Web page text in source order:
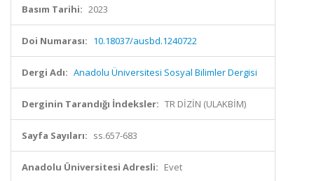
Basım Tarihi: 2023
Doi Numarası: 10.18037/ausbd.1240722
Dergi Adı: Anadolu Üniversitesi Sosyal Bilimler Dergisi
Derginin Tarandığı İndeksler: TR DİZİN (ULAKBİM)
Sayfa Sayıları: ss.657-683
Anadolu Üniversitesi Adresli: Evet